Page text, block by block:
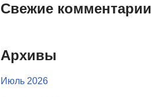
Свежие комментарии
Архивы
Июль 2026